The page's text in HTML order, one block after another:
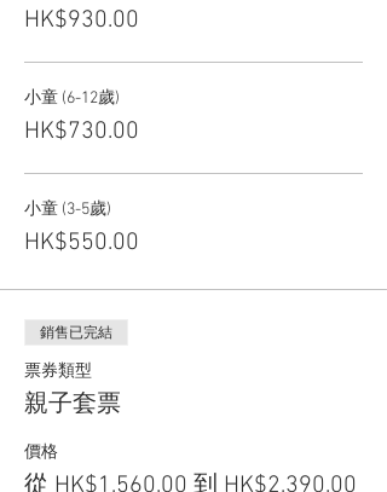
HK$930.00
小童 (6-12歲)
HK$730.00
小童 (3-5歲)
HK$550.00
銷售已完結
票券類型
親子套票
價格
從 HK$1,560.00 到 HK$2,390.00